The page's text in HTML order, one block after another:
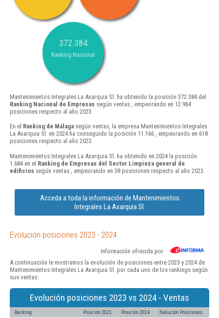
372.384
Ranking Nacional
Mantenimientos Integrales La Axarquia Sl. ha obtenido la posición 372.384 del
Ranking Nacional de Empresas según ventas , empeorando en 12.964
posiciones respecto al año 2023.
En el Ranking de Málaga según ventas, la empresa Mantenimientos Integrales
La Axarquia Sl. en 2024 ha conseguido la posición 11.166 , empeorando en 618
posiciones respecto al año 2023.
Mantenimientos Integrales La Axarquia Sl. ha obtenido en 2024 la posición
1.684 en el Ranking de Empresas del Sector Limpieza general de
edificios según ventas , empeorando en 38 posiciones respecto al año 2023.
Acceda a toda la información de Mantenimientos
Integrales La Axarquia Sl.
Evolución posiciones 2023 - 2024
Información ofrecida por
A continuación le mostramos la evolución de posiciones entre 2023 y 2024 de
Mantenimientos Integrales La Axarquia Sl. por cada uno de los rankings según
sus ventas:
Evolución posiciones 2023 vs 2024 - Ventas
Ranking Posición 2023 Posición 2024 Evolución Posiciones